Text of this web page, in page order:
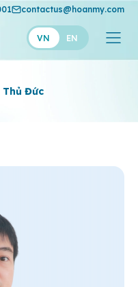
contactus@hoanmy.com
VN EN
Thủ Đức